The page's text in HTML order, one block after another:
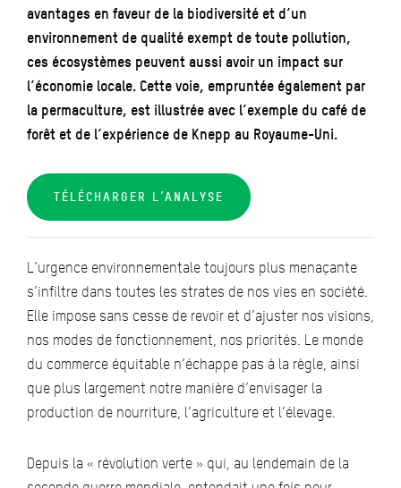
avantages en faveur de la biodiversité et d’un
environnement de qualité exempt de toute pollution,
ces écosystèmes peuvent aussi avoir un impact sur
l’économie locale. Cette voie, empruntée également par
la permaculture, est illustrée avec l’exemple du café de
forêt et de l’expérience de Knepp au Royaume-Uni.
TÉLÉCHARGER L’ANALYSE
L’urgence environnementale toujours plus menaçante
s’infiltre dans toutes les strates de nos vies en société.
Elle impose sans cesse de revoir et d’ajuster nos visions,
nos modes de fonctionnement, nos priorités. Le monde
du commerce équitable n’échappe pas à la règle, ainsi
que plus largement notre manière d’envisager la
production de nourriture, l’agriculture et l’élevage.
Depuis la « révolution verte » qui, au lendemain de la